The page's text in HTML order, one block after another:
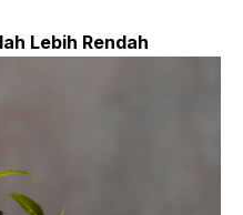
Lebih Rendah